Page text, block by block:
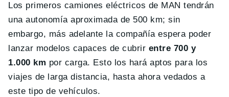
Los primeros camiones eléctricos de MAN tendrán
una autonomía aproximada de 500 km; sin
embargo, más adelante la compañía espera poder
lanzar modelos capaces de cubrir entre 700 y
1.000 km por carga. Esto los hará aptos para los
viajes de larga distancia, hasta ahora vedados a
este tipo de vehículos.